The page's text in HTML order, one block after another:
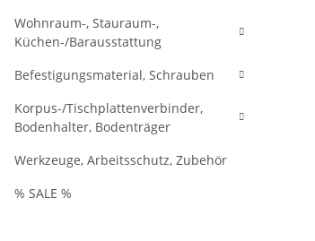
Wohnraum-, Stauraum-,
Küchen-/Barausstattung
Befestigungsmaterial, Schrauben
Korpus-/Tischplattenverbinder,
Bodenhalter, Bodenträger
Werkzeuge, Arbeitsschutz, Zubehör
% SALE %